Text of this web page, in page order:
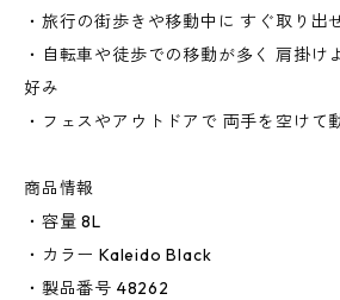
・旅行の街歩きや移動中に すぐ取り出
・自転車や徒歩での移動が多く 肩掛け
好み
・フェスやアウトドアで 両手を空けて
商品情報
・容量 8L
・カラー Kaleido Black
・製品番号 48262